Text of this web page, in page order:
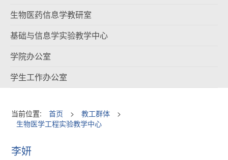
生物医药信息学教研室
基础与信息学实验教学中心
学院办公室
学生工作办公室
当前位置: 首页 > 教工群体
>
生物医学工程实验教学中心
李妍